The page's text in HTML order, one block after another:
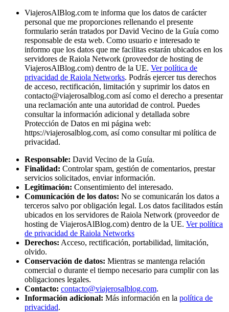
ViajerosAlBlog.com te informa que los datos de carácter
personal que me proporciones rellenando el presente
formulario serán tratados por David Vecino de la Guía como
responsable de esta web. Como usuario e interesado te
informo que los datos que me facilitas estarán ubicados en los
servidores de Raiola Network (proveedor de hosting de
ViajerosAlBlog.com) dentro de la UE. Ver política de
privacidad de Raiola Networks. Podrás ejercer tus derechos
de acceso, rectificación, limitación y suprimir los datos en
contacto@viajerosalblog.com así como el derecho a presentar
una reclamación ante una autoridad de control. Puedes
consultar la información adicional y detallada sobre
Protección de Datos en mi página web:
https://viajerosalblog.com, así como consultar mi política de
privacidad.
Responsable: David Vecino de la Guía.
Finalidad: Controlar spam, gestión de comentarios, prestar
servicios solicitados, enviar información.
Legitimación: Consentimiento del interesado.
Comunicación de los datos: No se comunicarán los datos a
terceros salvo por obligación legal. Los datos facilitados están
ubicados en los servidores de Raiola Network (proveedor de
hosting de ViajerosAlBlog.com) dentro de la UE. Ver política
de privacidad de Raiola Networks
Derechos: Acceso, rectificación, portabilidad, limitación,
olvido.
Conservación de datos: Mientras se mantenga relación
comercial o durante el tiempo necesario para cumplir con las
obligaciones legales.
Contacto: contacto@viajerosalblog.com.
Información adicional: Más información en la política de
privacidad.